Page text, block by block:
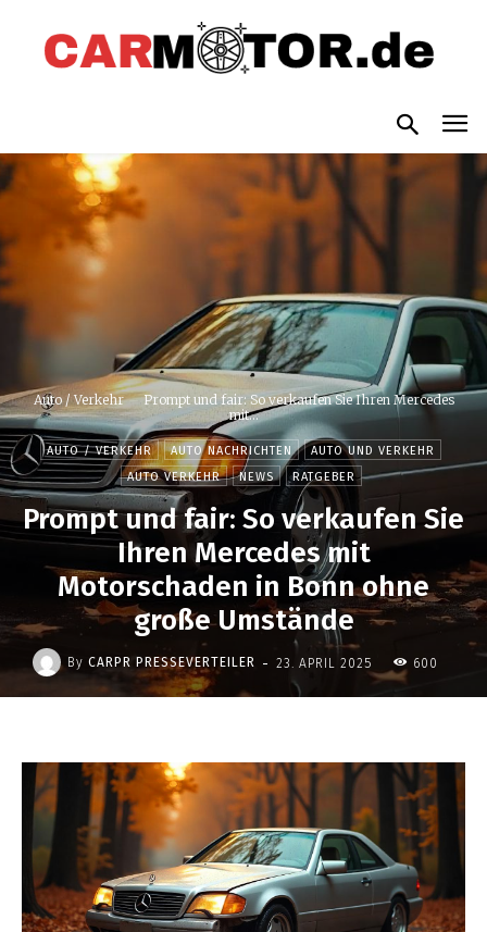
Auto / Verkehr
Prompt und fair: So verkaufen Sie Ihren Mercedes
mit...
AUTO / VERKEHR AUTO NACHRICHTEN
AUTO UND VERKEHR
AUTO VERKEHR
NEWS RATGEBER
Prompt und fair: So verkaufen Sie
Ihren Mercedes mit
Motorschaden in Bonn ohne
große Umstände
By CARPR PRESSEVERTEILER - 23. APRIL 2025 600